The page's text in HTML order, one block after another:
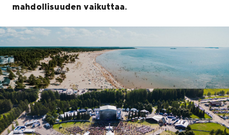
mahdollisuuden vaikuttaa.